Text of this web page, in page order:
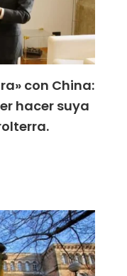
con China:
hacer suya